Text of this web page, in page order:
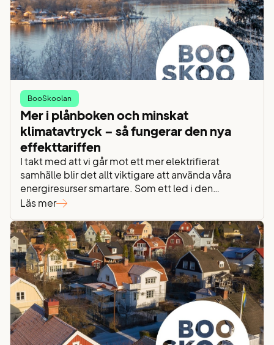
BooSkoolan
Mer i plånboken och minskat
klimatavtryck – så fungerar den nya
effekttariffen
I takt med att vi går mot ett mer elektrifierat
samhälle blir det allt viktigare att använda våra
energiresurser smartare. Som ett led i den
utvecklingen införs en helt ny prismodell för
innebär det? Hur skiljer sig effekttariffen från den
prismodell vi är vana vid? Och på vilket vis…
Läs mer